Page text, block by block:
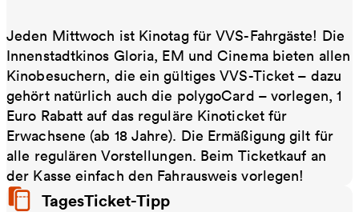
Jeden Mittwoch ist Kinotag für VVS-Fahrgäste! Die
Innenstadtkinos Gloria, EM und Cinema bieten allen
Kinobesuchern, die ein gültiges VVS-Ticket – dazu
gehört natürlich auch die polygoCard – vorlegen, 1
Euro Rabatt auf das reguläre Kinoticket für
Erwachsene (ab 18 Jahre). Die Ermäßigung gilt für
alle regulären Vorstellungen. Beim Ticketkauf an
der Kasse einfach den Fahrausweis vorlegen!
TagesTicket-Tipp